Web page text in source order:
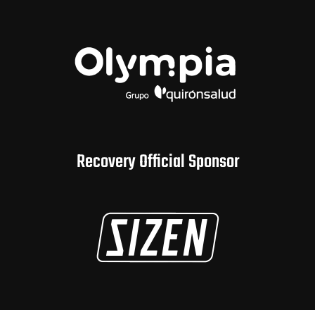
Recovery Official Sponsor